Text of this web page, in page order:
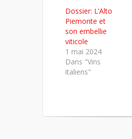
Dossier: L’Alto
Piemonte et
son embellie
viticole
1 mai 2024
Dans "Vins
italiens"